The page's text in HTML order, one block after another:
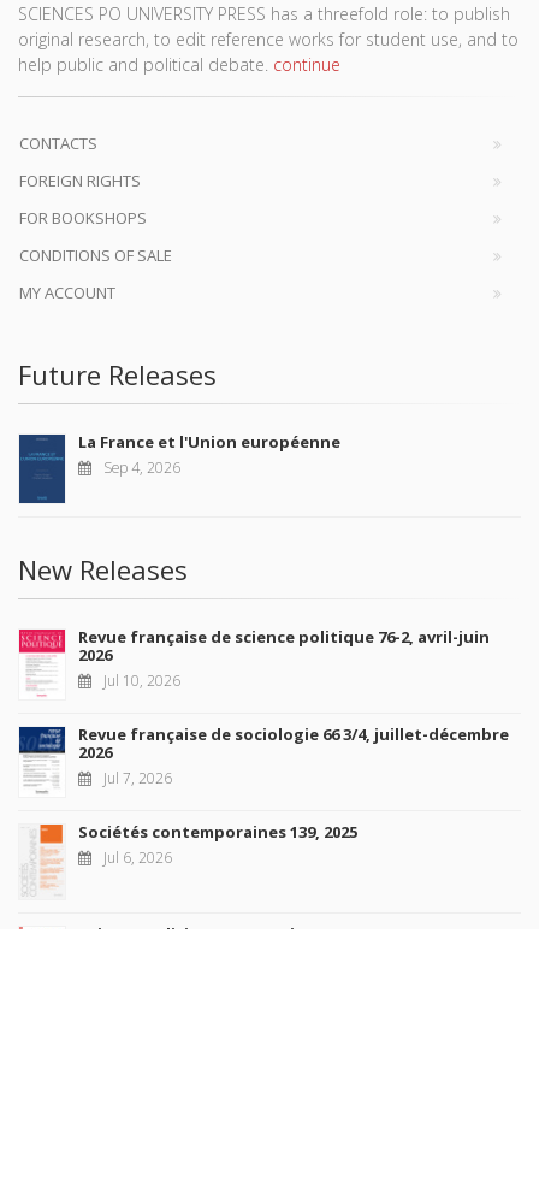
SCIENCES PO UNIVERSITY PRESS has a threefold role: to publish
original research, to edit reference works for student use, and to
help public and political debate. continue
CONTACTS
FOREIGN RIGHTS
FOR BOOKSHOPS
CONDITIONS OF SALE
MY ACCOUNT
Future Releases
La France et l'Union européenne
Sep 4, 2026
New Releases
Revue française de science politique 76-2, avril-juin
2026
Jul 10, 2026
Revue française de sociologie 66 3/4, juillet-décembre
2026
Jul 7, 2026
Sociétés contemporaines 139, 2025
Jul 6, 2026
Raisons politiques 102, mai 2026